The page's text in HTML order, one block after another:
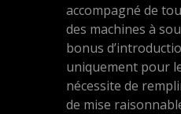
accompagné de
des machines à
bonus
uniquement pour
nécessite de
de mise